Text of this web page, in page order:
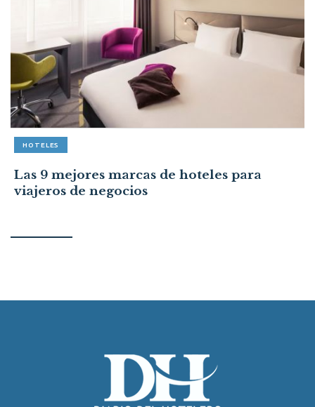
HOTELES
Las 9 mejores marcas de hoteles para
viajeros de negocios